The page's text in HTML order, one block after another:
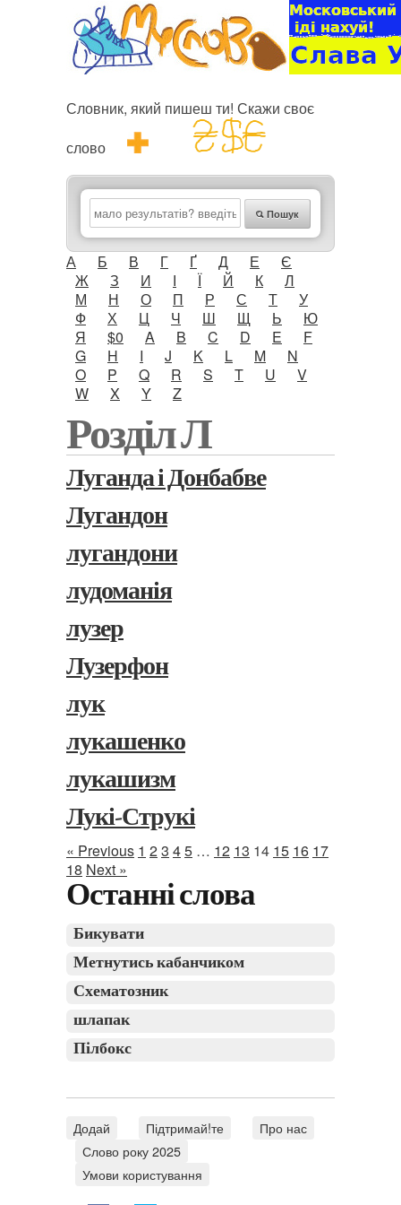
Словник, який пишеш ти! Скажи своє
слово
Пошук
А Б В Г Ґ Д Е
Є
Ж
З И І Ї Й К
Л
М
Н О П Р С Т
У
Ф
Х Ц Ч Ш Щ Ь
Ю
Я
$0 A B C D E
F
G
H I J K L M
N
O
P Q R S T U
V
W
X Y Z
Розділ Л
Луганда і Донбабве
Лугандон
лугандони
лудоманія
лузер
Лузерфон
лук
лукашенко
лукашизм
Лукі-Струкі
« Previous 1 23 45 … 12 13 14 15 16 17
18 Next »
Останні слова
Бикувати
Метнутись кабанчиком
Схематозник
шлапак
Пілбокс
Додай Підтримай!те
Про нас
Слово року 2025
Умови користування